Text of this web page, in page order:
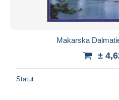
Makarska
±
Statut